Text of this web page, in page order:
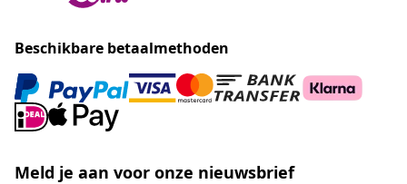
Beschikbare betaalmethoden
Meld je aan voor onze nieuwsbrief